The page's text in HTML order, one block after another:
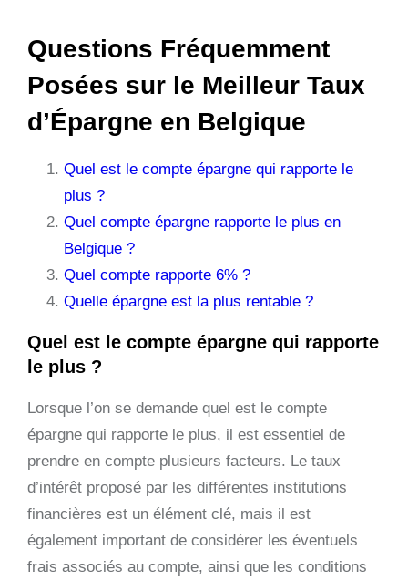
Questions Fréquemment
Posées sur le Meilleur Taux
d’Épargne en Belgique
Quel est le compte épargne qui rapporte le
plus ?
Quel compte épargne rapporte le plus en
Belgique ?
Quel compte rapporte 6% ?
Quelle épargne est la plus rentable ?
Quel est le compte épargne qui rapporte
le plus ?
Lorsque l’on se demande quel est le compte
épargne qui rapporte le plus, il est essentiel de
prendre en compte plusieurs facteurs. Le taux
d’intérêt proposé par les différentes institutions
financières est un élément clé, mais il est
également important de considérer les éventuels
frais associés au compte, ainsi que les conditions